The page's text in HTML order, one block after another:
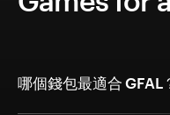
哪個錢包最適合 GFAL